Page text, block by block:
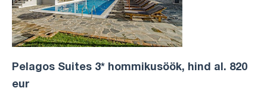
Pelagos Suites 3* hommikusöök, hind al. 820
eur